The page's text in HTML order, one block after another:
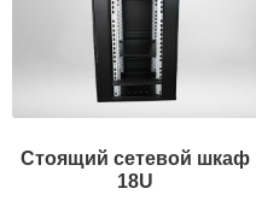
Стоящий сетевой шкаф
18U